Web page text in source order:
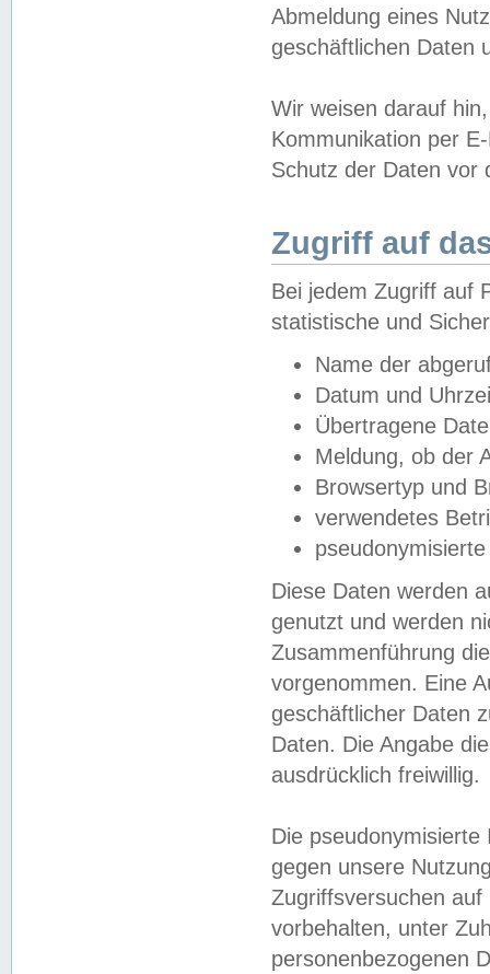
Abmeldung eines
geschäftlichen Daten
Wir weisen darauf
Kommunikation per
Schutz der Daten vor
Zugriff auf
Bei jedem Zugriff auf
statistische und
Name der
Datum und
Übertragene
Meldung, ob der
Browsertyp und
verwendetes
Diese Daten werden
genutzt und werden
Zusammenführung
vorgenommen. Eine
geschäftlicher Daten
Daten. Die Angabe
ausdrücklich freiwillig.
Die
gegen unsere
Zugriffsversuchen
vorbehalten, unter
personenbezogenen